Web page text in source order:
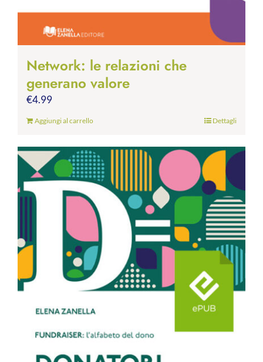
Network: le relazioni che
generano valore
€4.99
Aggiungi al carrello Dettagli